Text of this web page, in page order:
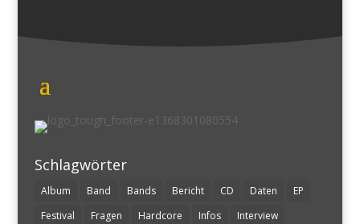
Schlagwörter
Album Band Bands Bericht CD Daten
EP
Festival
Fragen Hardcore Infos
Interview